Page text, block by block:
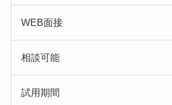
WEB面接
相談可能
試用期間